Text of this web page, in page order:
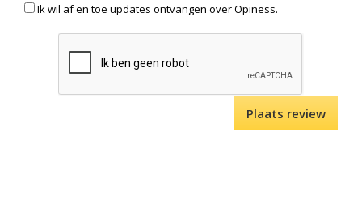
Ik wil af en toe updates ontvangen over Opiness.